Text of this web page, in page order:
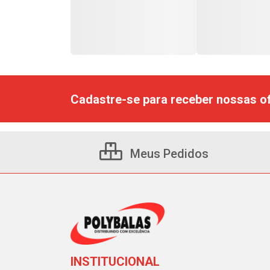
Cadastre-se para receber nossas
Meus Pedidos
INSTITUCIONAL